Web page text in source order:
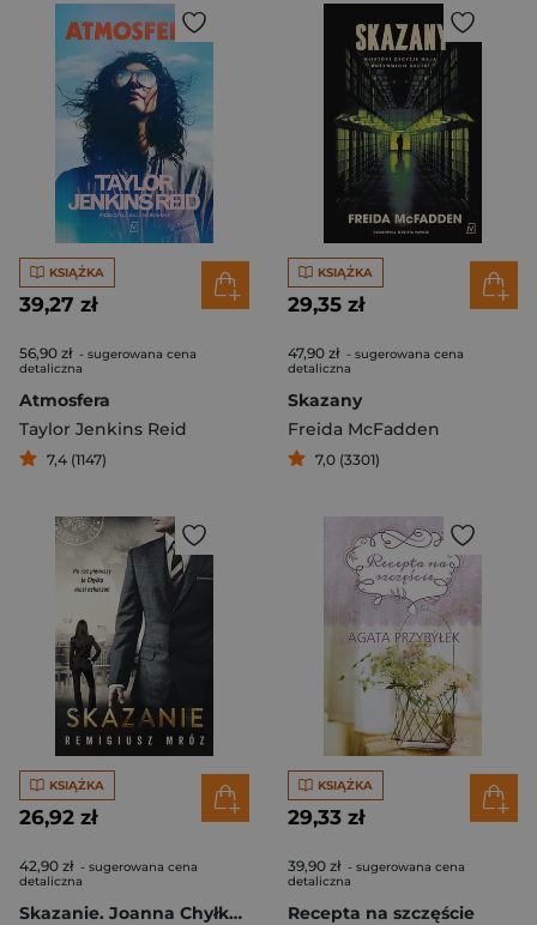
KSIĄŻKA
39,27 zł
56,90 zł - sugerowana cena
detaliczna
Atmosfera
Taylor Jenkins Reid
7,4 (1147)
KSIĄŻKA
29,35 zł
47,90 zł - sugerowana cena
detaliczna
Skazany
Freida McFadden
7,0 (3301)
KSIĄŻKA
26,92 zł
42,90 zł - sugerowana cena
detaliczna
Skazanie. Joanna Chyłka. Tom 15
KSIĄŻKA
29,33 zł
39,90 zł - sugerowana cena
detaliczna
Recepta na szczęście